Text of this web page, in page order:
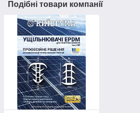
Подібні товари компанії